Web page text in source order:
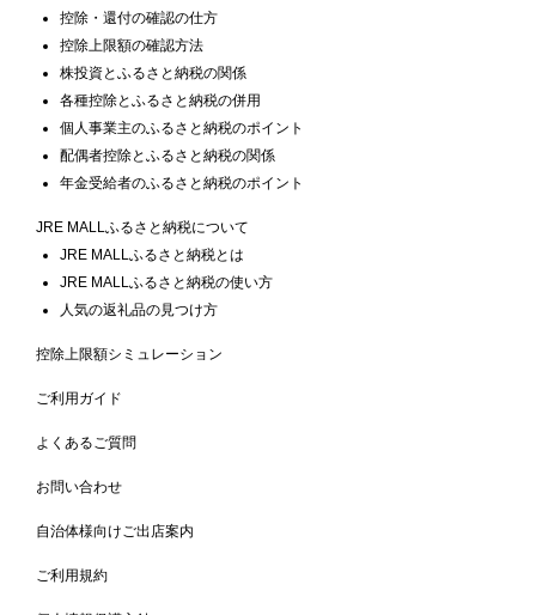
控除・還付の確認の仕方
控除上限額の確認方法
株投資とふるさと納税の関係
各種控除とふるさと納税の併用
個人事業主のふるさと納税のポイント
配偶者控除とふるさと納税の関係
年金受給者のふるさと納税のポイント
JRE MALLふるさと納税について
JRE MALLふるさと納税とは
JRE MALLふるさと納税の使い方
人気の返礼品の見つけ方
控除上限額シミュレーション
ご利用ガイド
よくあるご質問
お問い合わせ
自治体様向けご出店案内
ご利用規約